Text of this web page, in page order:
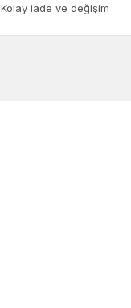
Kolay iade ve değişim